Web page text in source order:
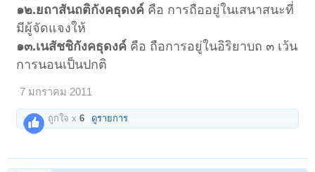
๑๒.ยถาสันถติกังคธุดงค์ คือ การถืออยู่ในเสนาสนะที่
มีผู้จัดแจงให้
๑๓.เนสัชชิกังคธุดงค์ คือ ถือการอยู่ในอิริยาบถ ๓ เว้น
การนอนเป็นปกติ
7 มกราคม 2011
ถูกใจ x6 ดูรายการ